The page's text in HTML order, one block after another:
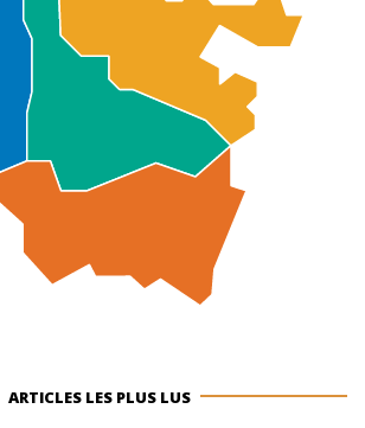
ARTICLES LES PLUS LUS